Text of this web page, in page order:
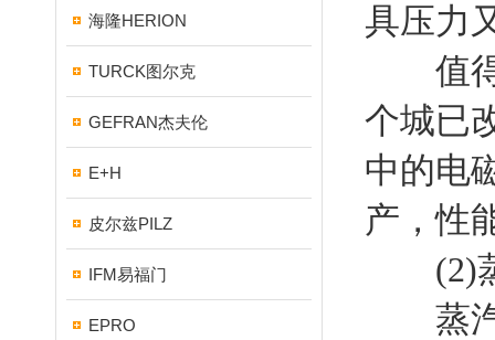
海隆HERION
TURCK图尔克
GEFRAN杰夫伦
E+H
皮尔兹PILZ
IFM易福门
EPRO
具压力
值得
个城已
中的电
产，性
(2)蒸
蒸汽